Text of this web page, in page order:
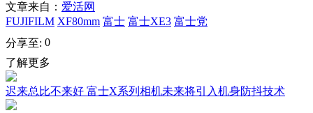
文章来自： 爱活网
FUJIFILM XF80mm 富士 富士XE3 富士党
分享至: 0
了解更多
迟来总比不来好 富士X系列相机未来将引入机身防抖技术